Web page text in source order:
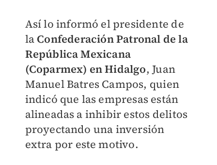
Así lo informó el presidente de
la Confederación Patronal de la
República Mexicana
(Coparmex) en Hidalgo, Juan
Manuel Batres Campos, quien
indicó que las empresas están
alineadas a inhibir estos delitos
proyectando una inversión
extra por este motivo.